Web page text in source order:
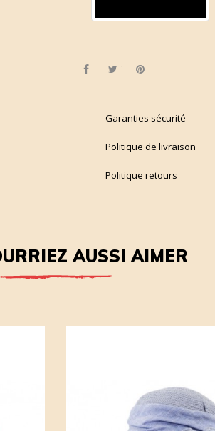
PartagerTweet
Garanties sécurité
Politique de livraison
Politique retours
AUSSI AIMER